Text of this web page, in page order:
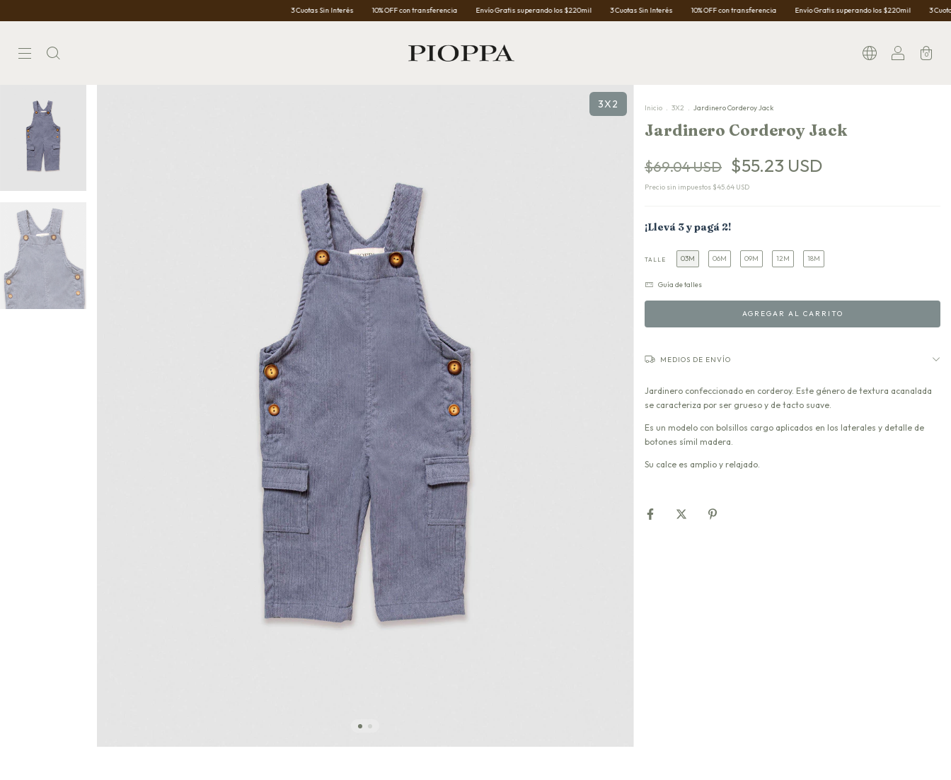
3 Cuotas Sin Interés 10% OFF con transferencia Envío Gratis superando los $220mil 3 Cuotas Sin Interés 10% OFF con transferencia Envío Gratis superando los $220mil 3 Cuotas Sin Interés
0
3X2 Inicio . 3X2 . Jardinero Corderoy Jack
Jardinero Corderoy Jack
$69.04 USD $55.23 USD
Precio sin impuestos $45.64 USD
¡Llevá 3 y pagá 2!
TALLE 03M 06M 09M 12M 18M
Guía de talles
MEDIOS DE ENVÍO
Jardinero confeccionado en corderoy. Este género de textura acanalada
se caracteriza por ser grueso y de tacto suave.
Es un modelo con bolsillos cargo aplicados en los laterales y detalle de
botones símil madera.
Su calce es amplio y relajado.